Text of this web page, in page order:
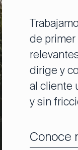
de
dirige y
al cliente
y sin
Conoce